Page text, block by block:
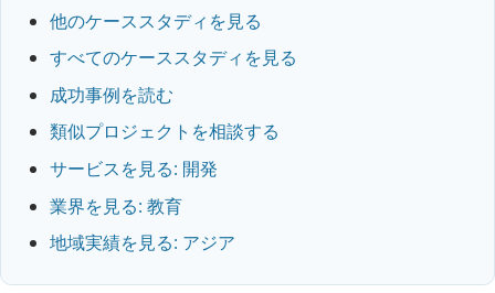
他のケーススタディを見る
すべてのケーススタディを見る
成功事例を読む
類似プロジェクトを相談する
サービスを見る: 開発
業界を見る: 教育
地域実績を見る: アジア